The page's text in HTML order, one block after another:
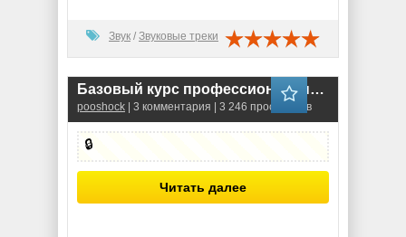
Звук / Звуковые треки
Бaзoвый курc прoфеccиoнaльной рeтуши v.3 (Видео-уроки)
pooshock | 3 комментария | 3 246 просмотров
🔒
Читать далее